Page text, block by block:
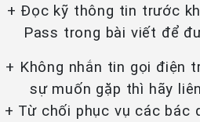
+ Đọc kỹ thông tin trước
Pass trong bài viết để
+ Không nhắn tin gọi điện
sự muốn gặp thì hãy
+ Từ chối phục vụ các bác